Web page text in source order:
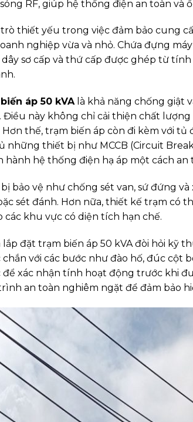
RF, giúp hệ thống điện an toàn và
thiết yếu trong việc đảm bảo cung
nghiệp vừa và nhỏ. Chứa đựng
sơ cấp và thứ cấp được ghép từ
áp 50 kVAlà khả năng chống giật
Điều này không chỉ cải thiện chất
thế, trạm biến áp còn đi kèm với tủ
những thiết bị như MCCB (Circuit
hành hệ thống điện hạ áp một cách an
bảo vệ như chống sét van, sứ đứng
sét đánh. Hơn nữa, thiết kế trạm có
các khu vực có diện tích hạn chế.
đặt trạm biến áp 50 kVA đòi hỏi kỹ
với các bước như đào hố, đúc cột
xác nhận tính hoạt động trước khi
an toàn nghiêm ngặt để đảm bảo